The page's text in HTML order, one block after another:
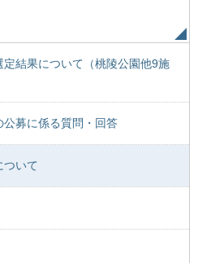
結果について（桃陵公園他9施
公募に係る質問・回答
ついて